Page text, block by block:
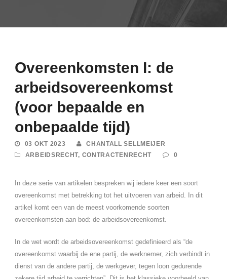
Overeenkomsten I: de
arbeidsovereenkomst
(voor bepaalde en
onbepaalde tijd)
03 OKT 2023
CHANTALL SELLMEIJER
ARBEIDSRECHT, CONTRACTENRECHT 0
In deze serie van artikelen bespreken wij iedere keer een soort
overeenkomst met betrekking tot het uitvoeren van arbeid. In dit
artikel komt een van de meest voorkomende soorten
overeenkomsten aan bod: de arbeidsovereenkomst.
In de wet wordt de arbeidsovereenkomst gedefinieerd als “de
overeenkomst waarbij de ene partij, de werknemer, zich verbindt in
dienst van de andere partij, de werkgever, tegen loon gedurende